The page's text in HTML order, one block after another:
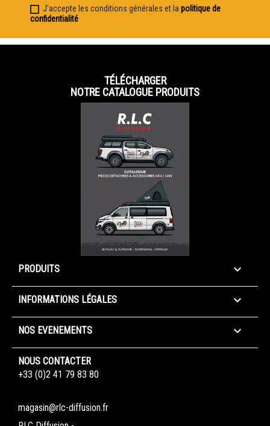
J'accepte les conditions générales et la politique de
confidentialité
TÉLÉCHARGER
NOTRE CATALOGUE PRODUITS
PRODUITS 
INFORMATIONS LÉGALES 
NOS EVENEMENTS 
NOUS CONTACTER
+33 (0)2 41 79 83 80
magasin@rlc-diffusion.fr